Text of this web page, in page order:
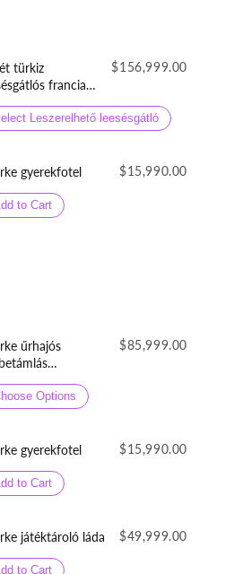
türkiz
francia
$156,999.00
Leszerelhető leesésgátló
gyerekfotel $15,990.00
to Cart
űrhajós
$85,999.00
Options
gyerekfotel $15,990.00
to Cart
játéktároló láda $49,999.00
to Cart